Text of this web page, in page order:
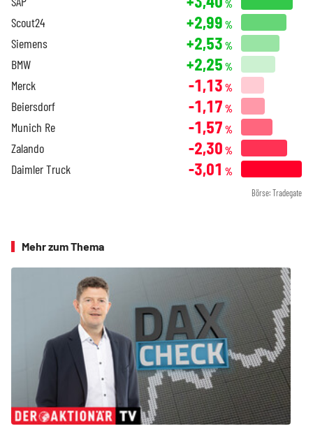
%
Scout24 +2,99 %
Siemens +2,53 %
BMW +2,25 %
Merck -1,13 %
Beiersdorf -1,17 %
Munich Re -1,57 %
Zalando -2,30 %
Daimler Truck -3,01 %
Börse: Tradegate
Mehr zum Thema